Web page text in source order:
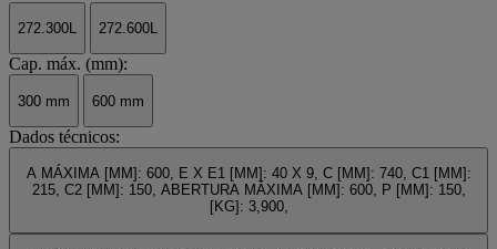
272.300L 272.600L
Cap. máx. (mm):
300 mm 600 mm
Dados técnicos:
A MÁXIMA [MM]: 600, E X E1 [MM]: 40 X 9, C [MM]: 740, C1 [MM]:
215, C2 [MM]: 150, ABERTURA MÁXIMA [MM]: 600, P [MM]: 150,
[KG]: 3,900,